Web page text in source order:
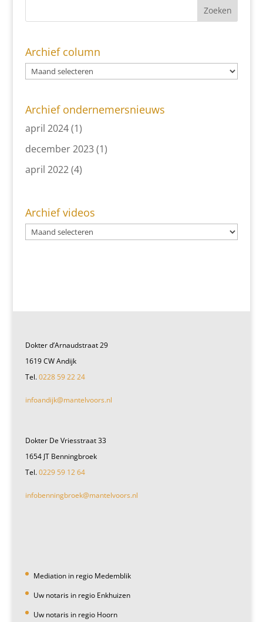
Archief column
Archief ondernemersnieuws
april 2024(1)
december 2023(1)
april 2022(4)
Archief videos
Dokter d’Arnaudstraat 29
1619 CW Andijk
Tel.0228 59 22 24
infoandijk@mantelvoors.nl
Dokter De Vriesstraat 33
1654 JT Benningbroek
Tel.0229 59 12 64
infobenningbroek@mantelvoors.nl
Mediation in regio Medemblik
Uw notaris in regio Enkhuizen
Uw notaris in regio Hoorn